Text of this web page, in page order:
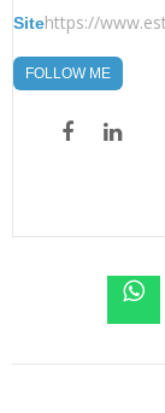
Sitehttps://
FOLLOW ME